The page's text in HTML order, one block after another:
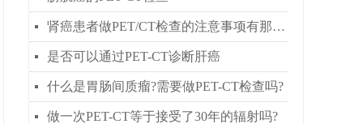
넷 肾癌患者做PET/CT检查的注意事项有那些？
넷 是否可以通过PET-CT诊断肝癌
넷 什么是胃肠间质瘤?需要做PET-CT检查吗?
넷 做一次PET-CT等于接受了30年的辐射吗?